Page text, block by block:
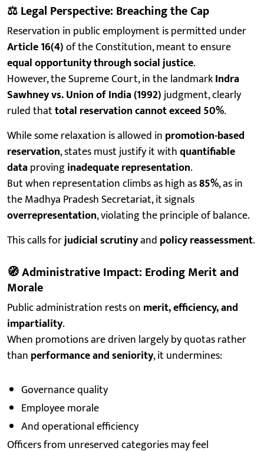
⚖️Legal Perspective: Breaching the Cap
Reservation in public employment is permitted under
Article 16(4)of the Constitution, meant to ensure
equal opportunity through social justice.
However, the Supreme Court, in the landmarkIndra
Sawhney vs. Union of India (1992)judgment, clearly
ruled thattotal reservation cannot exceed 50%.
While some relaxation is allowed in promotion-based
reservation, states must justify it withquantifiable
dataprovinginadequate representation.
But when representation climbs as high as85%, as in
the Madhya Pradesh Secretariat, it signals
overrepresentation, violating the principle of balance.
This calls forjudicial scrutinyand policy reassessment.
🧭Administrative Impact: Eroding Merit and
Morale
Public administration rests on merit, efficiency, and
impartiality.
When promotions are driven largely by quotas rather
than performance and seniority, it undermines:
Governance quality
Employee morale
And operational efficiency
Officers from unreserved categories may feel